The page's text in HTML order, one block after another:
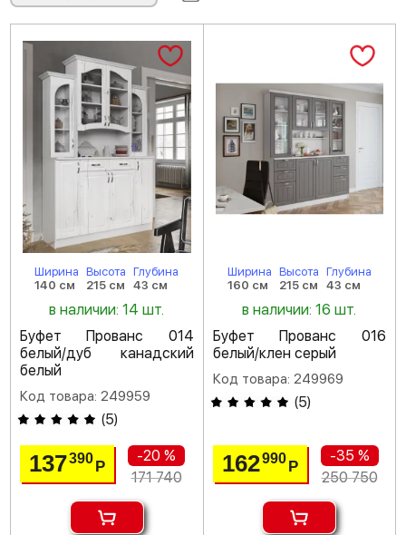
Ширина
140 см
Высота
215 см
Глубина
43 см
в наличии: 14 шт.
Буфет Прованс 014
белый/дуб канадский
белый
Код товара: 249959
(5)
137390Р
-20 %
171 740
Ширина
160 см
Высота
215 см
Глубина
43 см
в наличии: 16 шт.
Буфет Прованс 016
белый/клен серый
Код товара: 249969
(5)
162990 Р
-35 %
250 750